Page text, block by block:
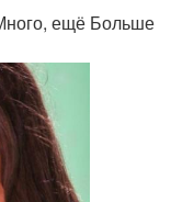
ещё Больше